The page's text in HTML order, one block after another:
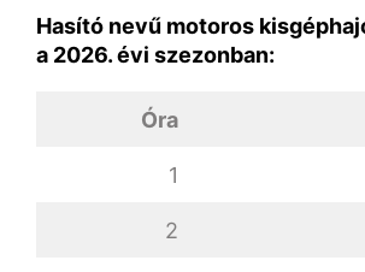
Hasító nevű motoros
a 2026. évi szezonban:
Óra
1
2